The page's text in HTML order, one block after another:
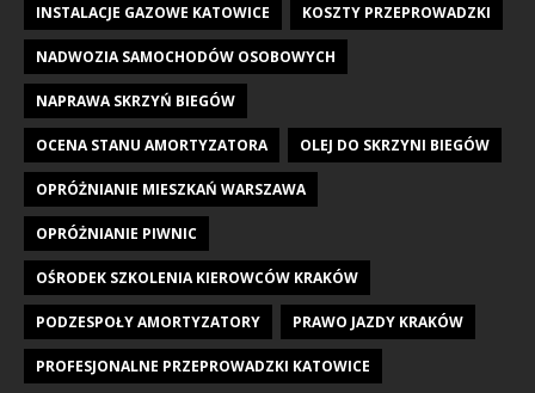
INSTALACJE GAZOWE KATOWICE KOSZTY PRZEPROWADZKI
NADWOZIA SAMOCHODÓW OSOBOWYCH
NAPRAWA SKRZYŃ BIEGÓW
OCENA STANU AMORTYZATORA OLEJ DO SKRZYNI BIEGÓW
OPRÓŻNIANIE MIESZKAŃ WARSZAWA
OPRÓŻNIANIE PIWNIC
OŚRODEK SZKOLENIA KIEROWCÓW KRAKÓW
PODZESPOŁY AMORTYZATORY PRAWO JAZDY KRAKÓW
PROFESJONALNE PRZEPROWADZKI KATOWICE